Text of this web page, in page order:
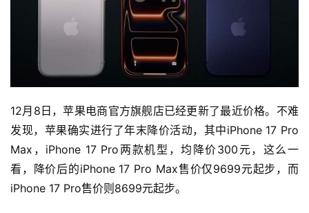
12月8日，苹果电商官方旗舰店已经更新了最近价格。不难
发现，苹果确实进行了年末降价活动，其中iPhone 17 Pro
Max，iPhone 17 Pro两款机型，均降价300元，这么一
看，降价后的iPhone 17 Pro Max售价仅9699元起步，而
iPhone 17 Pro售价则8699元起步。